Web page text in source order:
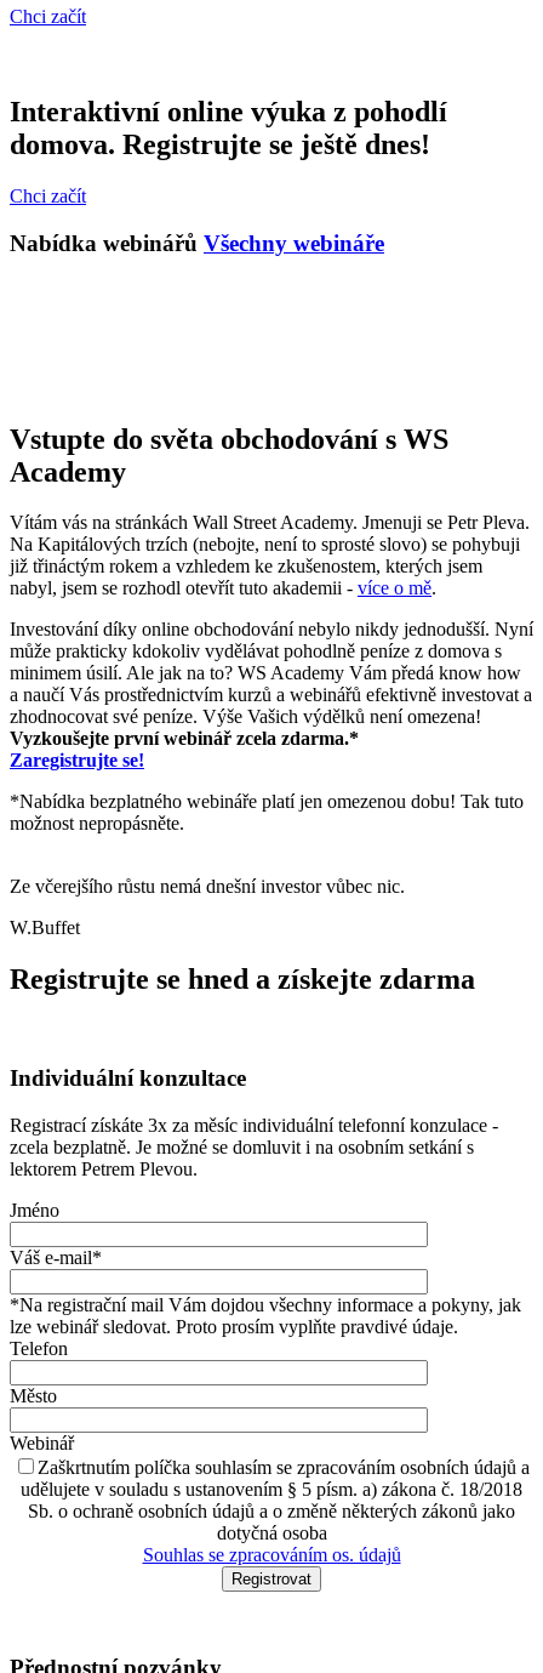
Chci začít
Interaktivní online výuka z pohodlí
domova. Registrujte se ještě dnes!
Chci začít
Nabídka webinářů Všechny webináře
Vstupte do světa obchodování s WS
Academy
Vítám vás na stránkách Wall Street Academy. Jmenuji se Petr Pleva.
Na Kapitálových trzích (nebojte, není to sprosté slovo) se pohybuji
již třináctým rokem a vzhledem ke zkušenostem, kterých jsem
nabyl, jsem se rozhodl otevřít tuto akademii - více o mě.
Investování díky online obchodování nebylo nikdy jednodušší. Nyní
může prakticky kdokoliv vydělávat pohodlně peníze z domova s
minimem úsilí. Ale jak na to? WS Academy Vám předá know how
a naučí Vás prostřednictvím kurzů a webinářů efektivně investovat a
zhodnocovat své peníze. Výše Vašich výdělků není omezena!
Vyzkoušejte první webinář zcela zdarma.*
Zaregistrujte se!
*Nabídka bezplatného webináře platí jen omezenou dobu! Tak tuto
možnost nepropásněte.
Ze včerejšího růstu nemá dnešní investor vůbec nic.
W.Buffet
Registrujte se hned a získejte zdarma
Individuální konzultace
Registrací získáte 3x za měsíc individuální telefonní konzulace -
zcela bezplatně. Je možné se domluvit i na osobním setkání s
lektorem Petrem Plevou.
Jméno
Váš e-mail*
*Na registrační mail Vám dojdou všechny informace a pokyny, jak
lze webinář sledovat. Proto prosím vyplňte pravdivé údaje.
Telefon
Město
Webinář
Zaškrtnutím políčka souhlasím se zpracováním osobních údajů a
udělujete v souladu s ustanovením § 5 písm. a) zákona č. 18/2018
Sb. o ochraně osobních údajů a o změně některých zákonů jako
dotyčná osoba
Souhlas se zpracováním os. údajů